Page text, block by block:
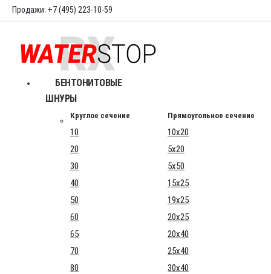
Продажи: +7 (495) 223-10-59
БЕНТОНИТОВЫЕ
ШНУРЫ
Круглое сечение Прямоугольное сечение
10
10x20
20
5x20
30
5x50
40
15x25
50
19x25
60
20x25
65
20x40
70
25x40
80
30x40